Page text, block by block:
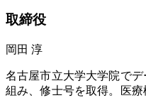
取締役
岡田 淳
名古屋市立大学大学院で
組み、修士号を取得。医